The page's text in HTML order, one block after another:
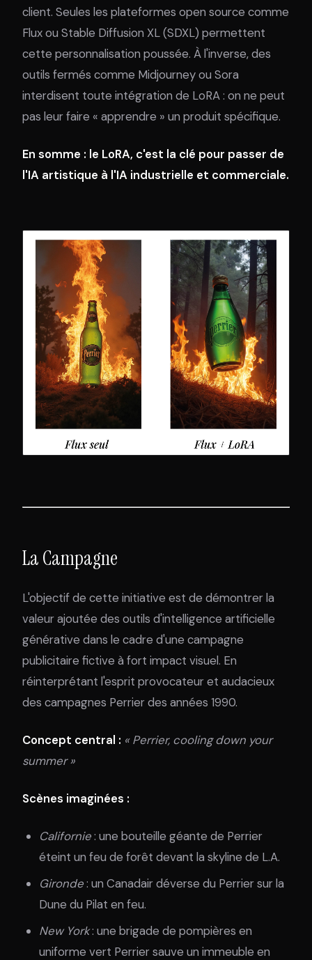
client. Seules les plateformes open source comme
Flux ou Stable Diffusion XL (SDXL) permettent
cette personnalisation poussée. À l'inverse, des
outils fermés comme Midjourney ou Sora
interdisent toute intégration de LoRA : on ne peut
pas leur faire « apprendre » un produit spécifique.
En somme : le LoRA, c'est la clé pour passer de
l'IA artistique à l'IA industrielle et commerciale.
La Campagne
L'objectif de cette initiative est de démontrer la
valeur ajoutée des outils d'intelligence artificielle
générative dans le cadre d'une campagne
publicitaire fictive à fort impact visuel. En
réinterprétant l'esprit provocateur et audacieux
des campagnes Perrier des années 1990.
Concept central : « Perrier, cooling down your
summer »
Scènes imaginées :
Californie: une bouteille géante de Perrier
éteint un feu de forêt devant la skyline de L.A.
Gironde: un Canadair déverse du Perrier sur la
Dune du Pilat en feu.
New York: une brigade de pompières en
uniforme vert Perrier sauve un immeuble en